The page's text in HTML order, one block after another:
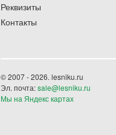
Реквизиты
Контакты
© 2007 - 2026. lesniku.ru
Эл. почта:sale@lesniku.ru
Мы на Яндекс картах